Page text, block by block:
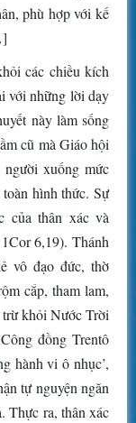
phù hợp với kế
các chiều kích
với những lời dạy
này làm sống
cũ mà Giáo hội
xuống mức
toàn hình thức. Sự
của thân xác và
6,19). Thánh
vô đạo đức, thờ
cắp, tham lam,
trừ khỏi Nước Trời
đồng Trentô
hành vi ô nhục’,
tự nguyện ngăn
Thực ra, thân xác